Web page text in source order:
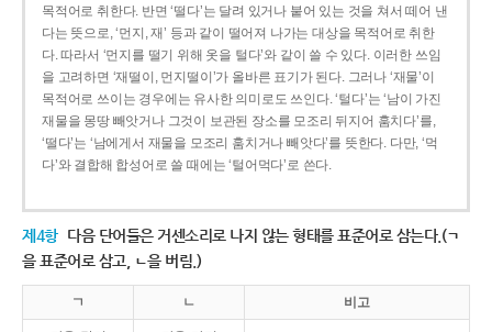
목적어로 취한다. 반면 ‘떨다’는 달려 있거나 붙어 있는 것을 쳐서 떼어 낸
다는 뜻으로, ‘먼지, 재’ 등과 같이 떨어져 나가는 대상을 목적어로 취한
다. 따라서 ‘먼지를 떨기 위해 옷을 털다’와 같이 쓸 수 있다. 이러한 쓰임
을 고려하면 ‘재떨이, 먼지떨이’가 올바른 표기가 된다. 그러나 ‘재물’이
목적어로 쓰이는 경우에는 유사한 의미로도 쓰인다. ‘털다’는 ‘남이 가진
재물을 몽땅 빼앗거나 그것이 보관된 장소를 모조리 뒤지어 훔치다’를,
‘떨다’는 ‘남에게서 재물을 모조리 훔치거나 빼앗다’를 뜻한다. 다만, ‘먹
다’와 결합해 합성어로 쓸 때에는 ‘털어먹다’로 쓴다.
제4항 다음 단어들은 거센소리로 나지 않는 형태를 표준어로 삼는다.(ㄱ
을 표준어로 삼고, ㄴ을 버림.)
ㄱ ㄴ 비고